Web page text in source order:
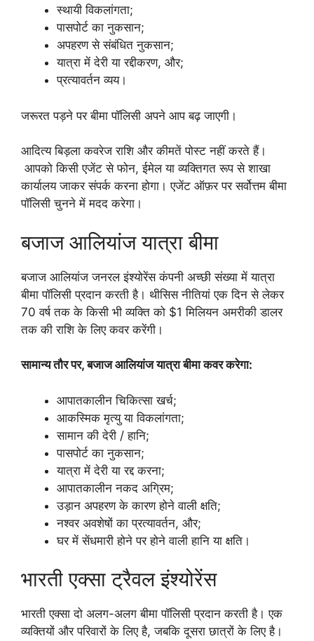
स्थायी विकलांगता;
पासपोर्ट का नुकसान;
अपहरण से संबंधित नुकसान;
यात्रा में देरी या रद्दीकरण, और;
प्रत्यावर्तन व्यय।
जरूरत पड़ने पर बीमा पॉलिसी अपने आप बढ़ जाएगी।
आदित्य बिड़ला कवरेज राशि और कीमतें पोस्ट नहीं करते हैं।
आपको किसी एजेंट से फोन, ईमेल या व्यक्तिगत रूप से शाखा
कार्यालय जाकर संपर्क करना होगा। एजेंट ऑफ़र पर सर्वोत्तम बीमा
पॉलिसी चुनने में मदद करेगा।
बजाज आलियांज यात्रा बीमा
बजाज आलियांज जनरल इंश्योरेंस कंपनी अच्छी संख्या में यात्रा
बीमा पॉलिसी प्रदान करती है। थीसिस नीतियां एक दिन से लेकर
70 वर्ष तक के किसी भी व्यक्ति को $1 मिलियन अमरीकी डालर
तक की राशि के लिए कवर करेंगी।
सामान्य तौर पर, बजाज आलियांज यात्रा बीमा कवर करेगा:
आपातकालीन चिकित्सा खर्च;
आकस्मिक मृत्यु या विकलांगता;
सामान की देरी / हानि;
पासपोर्ट का नुकसान;
यात्रा में देरी या रद्द करना;
आपातकालीन नकद अग्रिम;
उड़ान अपहरण के कारण होने वाली क्षति;
नश्वर अवशेषों का प्रत्यावर्तन, और;
घर में सेंधमारी होने पर होने वाली हानि या क्षति।
भारती एक्सा ट्रैवल इंश्योरेंस
भारती एक्सा दो अलग-अलग बीमा पॉलिसी प्रदान करती है। एक
व्यक्तियों और परिवारों के लिए है, जबकि दूसरा छात्रों के लिए है।